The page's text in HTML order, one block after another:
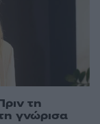
τη
γνώρισα